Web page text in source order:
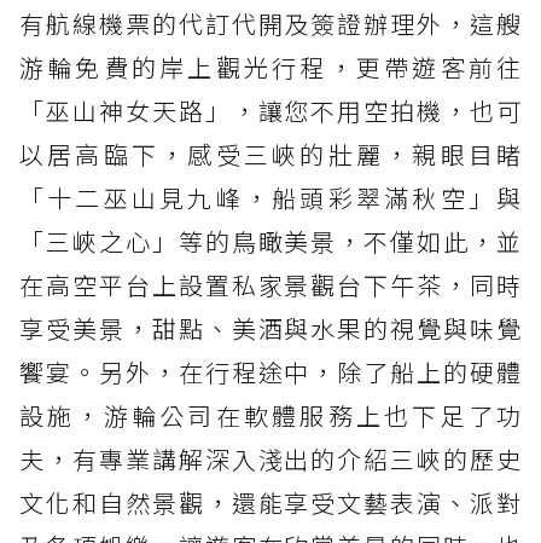
有航線機票的代訂代開及簽證辦理外，這艘
游輪免費的岸上觀光行程，更帶遊客前往
「巫山神女天路」，讓您不用空拍機，也可
以居高臨下，感受三峽的壯麗，親眼目睹
「十二巫山見九峰，船頭彩翠滿秋空」與
「三峽之心」等的鳥瞰美景，不僅如此，並
在高空平台上設置私家景觀台下午茶，同時
享受美景，甜點、美酒與水果的視覺與味覺
饗宴。另外，在行程途中，除了船上的硬體
設施，游輪公司在軟體服務上也下足了功
夫，有專業講解深入淺出的介紹三峽的歷史
文化和自然景觀，還能享受文藝表演、派對